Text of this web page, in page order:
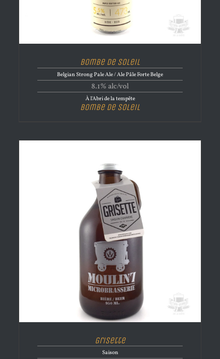
Bombe de Soleil
Belgian Strong Pale Ale / Ale Pâle Forte Belge
8.1% alc/vol
À l'Abri de la tempête
Bombe de Soleil
Grisette
Saison